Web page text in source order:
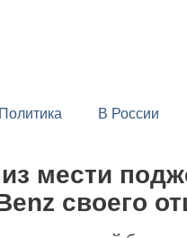
Политика В России
мести
своего